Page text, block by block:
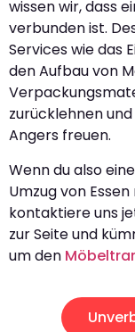
wissen wir, dass
verbunden ist.
Services wie das
den Aufbau von
zurücklehnen
Angers freuen.
Wenn du also
Umzug von
kontaktiere uns
zur Seite und
um den